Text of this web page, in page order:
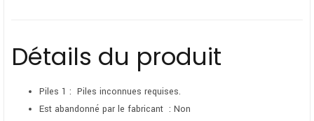
Détails du produit
Piles ‏ : 1 Piles inconnues requises.
Est abandonné par le fabricant ‏ : Non